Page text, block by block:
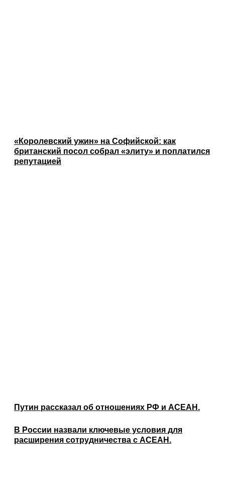
«Королевский ужин» на Софийской: как
британский посол собрал «элиту» и поплатился
репутацией
Путин рассказал об отношениях РФ и АСЕАН.
В России назвали ключевые условия для
расширения сотрудничества с АСЕАН.